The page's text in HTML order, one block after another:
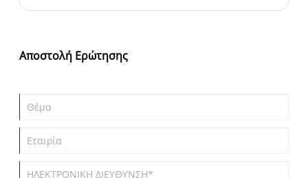
για τέτοια έργα χάρη στην εξαιρετική του αντοχή στην υγρασία,
την ανθεκτική στη σκόνη απόδοση και τη σταθερή απόδοση.
Αποστολή Ερώτησης